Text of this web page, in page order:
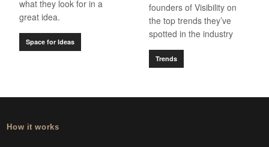
what they look for in a
great idea.
Space for Ideas
founders of Visibility on
the top trends they’ve
spotted in the industry
Trends
How it works